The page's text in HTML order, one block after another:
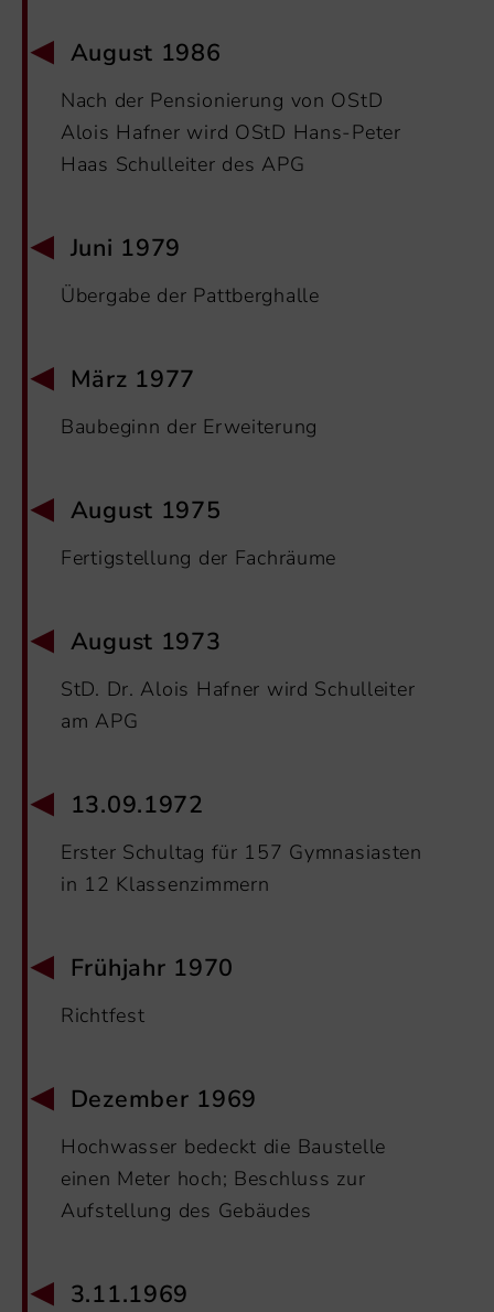
August 1986
Nach der Pensionierung von OStD
Alois Hafner wird OStD Hans-Peter
Haas Schulleiter des APG
Juni 1979
Übergabe der Pattberghalle
März 1977
Baubeginn der Erweiterung
August 1975
Fertigstellung der Fachräume
August 1973
StD. Dr. Alois Hafner wird Schulleiter
am APG
13.09.1972
Erster Schultag für 157 Gymnasiasten
in 12 Klassenzimmern
Frühjahr 1970
Richtfest
Dezember 1969
Hochwasser bedeckt die Baustelle
einen Meter hoch; Beschluss zur
Aufstellung des Gebäudes
3.11.1969